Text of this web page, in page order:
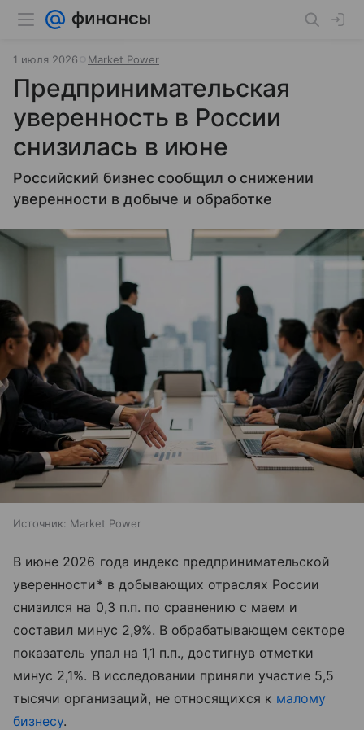
1 июля 2026 Market Power
Предпринимательская
уверенность в России
снизилась в июне
Российский бизнес сообщил о снижении
уверенности в добыче и обработке
Источник: Market Power
В июне 2026 года индекс предпринимательской
уверенности* в добывающих отраслях России
снизился на 0,3 п.п. по сравнению с маем и
составил минус 2,9%. В обрабатывающем секторе
показатель упал на 1,1 п.п., достигнув отметки
минус 2,1%. В исследовании приняли участие 5,5
тысячи организаций, не относящихся к малому
бизнесу.